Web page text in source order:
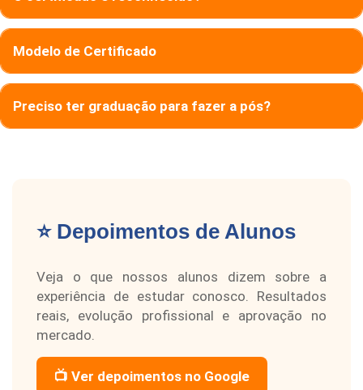
Modelo de Certificado
Preciso ter graduação para fazer a pós?
⭐ Depoimentos de Alunos
Veja o que nossos alunos dizem sobre a
experiência de estudar conosco. Resultados
reais, evolução profissional e aprovação no
mercado.
📺 Ver depoimentos no Google